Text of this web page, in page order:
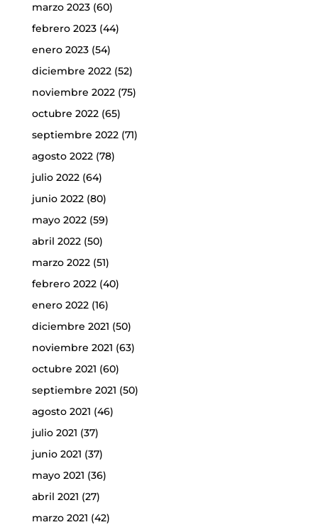
marzo 2023(60)
febrero 2023(44)
enero 2023(54)
diciembre 2022(52)
noviembre 2022(75)
octubre 2022(65)
septiembre 2022(71)
agosto 2022(78)
julio 2022(64)
junio 2022(80)
mayo 2022(59)
abril 2022(50)
marzo 2022(51)
febrero 2022(40)
enero 2022(16)
diciembre 2021 (50)
noviembre 2021 (63)
octubre 2021 (60)
septiembre 2021 (50)
agosto 2021 (46)
julio 2021 (37)
junio 2021 (37)
mayo 2021 (36)
abril 2021 (27)
marzo 2021 (42)